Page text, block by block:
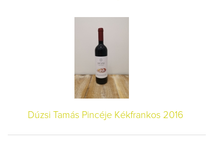
Dúzsi Tamás Pincéje Kékfrankos 2016